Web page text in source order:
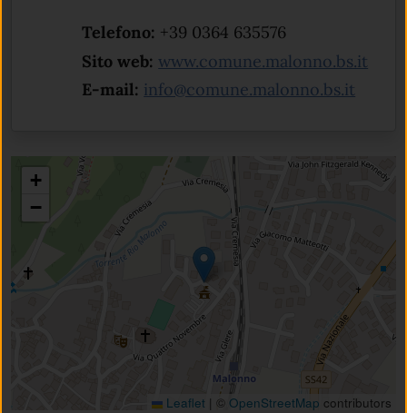
Telefono: +39 0364 635576
Sito web: www.comune.malonno.bs.it
E-mail: info@comune.malonno.bs.it
+
−
Leaflet | © OpenStreetMap contributors